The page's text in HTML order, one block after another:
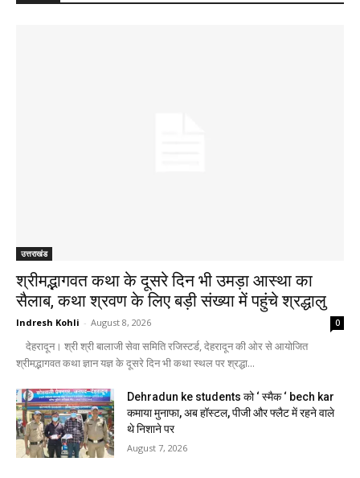
उत्तराखंड
श्रीमद्भागवत कथा के दूसरे दिन भी उमड़ा आस्था का
सैलाब, कथा श्रवण के लिए बड़ी संख्या में पहुंचे श्रद्धालु
Indresh Kohli - August 8, 2026 0
देहरादून। श्री श्री बालाजी सेवा समिति रजिस्टर्ड, देहरादून की ओर से आयोजित
श्रीमद्भागवत कथा ज्ञान यज्ञ के दूसरे दिन भी कथा स्थल पर श्रद्धा...
Dehradun ke students को ‘ स्मैक ‘ bech kar
कमाया मुनाफा, अब हॉस्टल, पीजी और फ्लैट में रहने वाले
थे निशाने पर
August 7, 2026